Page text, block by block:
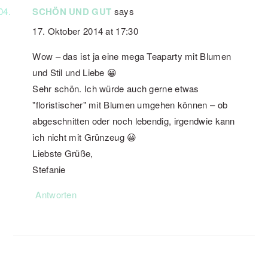
SCHÖN UND GUT says
17. Oktober 2014 at 17:30
Wow – das ist ja eine mega Teaparty mit Blumen
und Stil und Liebe 😀
Sehr schön. Ich würde auch gerne etwas
"floristischer" mit Blumen umgehen können – ob
abgeschnitten oder noch lebendig, irgendwie kann
ich nicht mit Grünzeug 😀
Liebste Grüße,
Stefanie
Antworten